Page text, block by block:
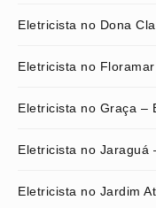
Eletricista no Dona
Eletricista no
Eletricista no Graça –
Eletricista no Jaraguá
Eletricista no Jardim